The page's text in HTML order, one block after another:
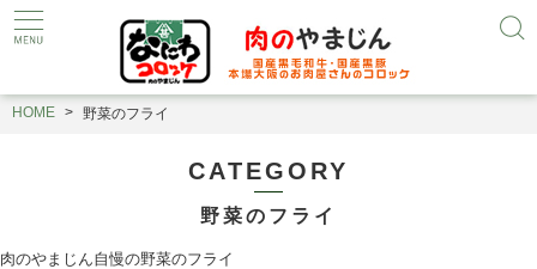
HOME 野菜のフライ
CATEGORY
野菜のフライ
肉のやまじん自慢の野菜のフライ